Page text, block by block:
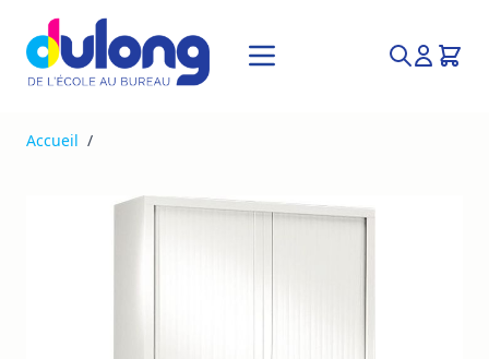
Allez au contenu
Rechercher
Accueil /